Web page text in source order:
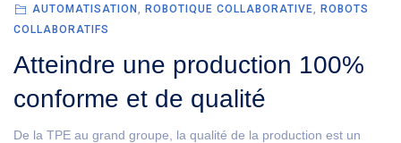
AUTOMATISATION , ROBOTIQUE COLLABORATIVE, ROBOTS
COLLABORATIFS
Atteindre une production 100%
conforme et de qualité
De la TPE au grand groupe, la qualité de la production est un